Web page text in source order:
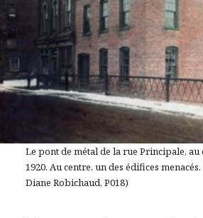
Le pont de métal de la rue Principale, au
1920. Au centre, un des édifices
Diane Robichaud, P018)